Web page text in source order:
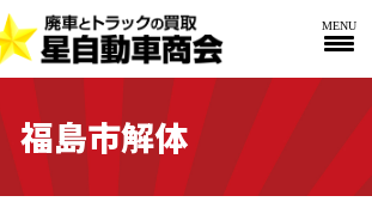
MENU
福島市解体